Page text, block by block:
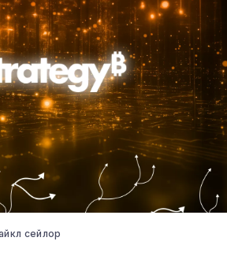
сейлор